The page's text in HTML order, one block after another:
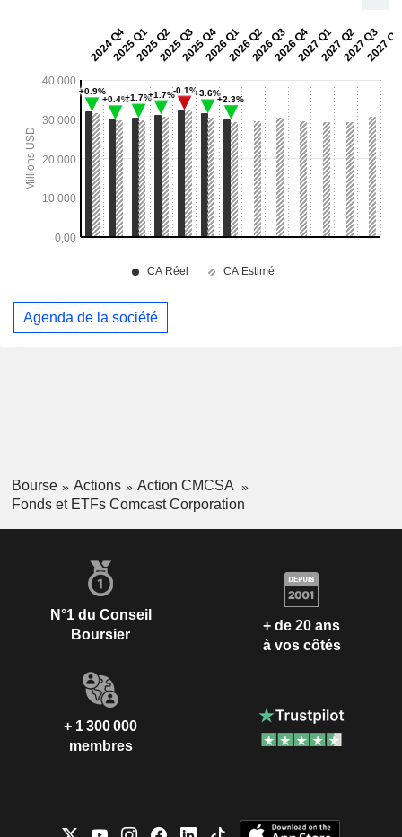
Agenda de la société
Bourse Actions
Action CMCSA
Fonds et ETFs Comcast Corporation
N°1 du Conseil
Boursier
+ de 20 ans
à vos côtés
+ 1 300 000
membres